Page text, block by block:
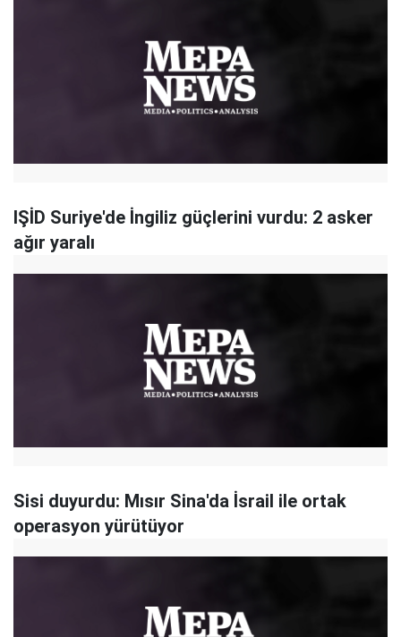
IŞİD Suriye'de İngiliz güçlerini vurdu: 2 asker
ağır yaralı
Sisi duyurdu: Mısır Sina'da İsrail ile ortak
operasyon yürütüyor